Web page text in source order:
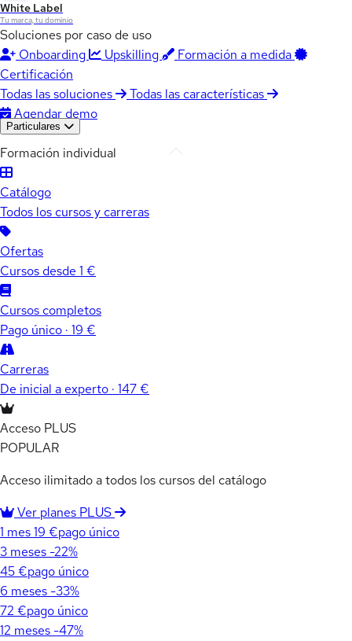
White Label
Tu marca, tu dominio
Soluciones por caso de uso
Onboarding
Upskilling
Formación a medida
Certificación
Todas las soluciones
Todas las características
Agendar demo
Particulares
Formación individual
Catálogo
Todos los cursos y carreras
Ofertas
Cursos desde 1 €
Cursos completos
Pago único · 19 €
Carreras
De inicial a experto · 147 €
Acceso PLUS
POPULAR
Acceso ilimitado a todos los cursos del catálogo
Ver planes PLUS
1 mes19 €pago único
3 meses -22%
45 €pago único
6 meses -33%
72 €pago único
12 meses -47%